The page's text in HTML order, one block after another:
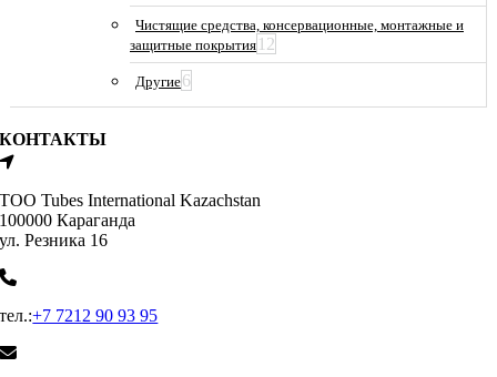
Чистящие средства, консервационные, монтажные и
защитные покрытия 12
Другие6
КОНТАКТЫ
ТОО Tubes International Kazachstan
100000 Караганда
ул. Резника 16
тел.:+7 7212 90 93 95